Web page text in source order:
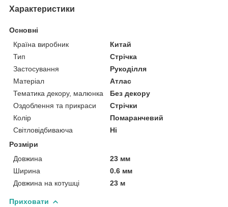
Характеристики
Основні
Країна виробник
Китай
Тип
Стрічка
Застосування
Рукоділля
Матеріал
Атлас
Тематика декору, малюнка
Без декору
Оздоблення та прикраси
Стрічки
Колір
Помаранчевий
Світловідбиваюча
Ні
Розміри
Довжина
23 мм
Ширина
0.6 мм
Довжина на котушці
23 м
Приховати